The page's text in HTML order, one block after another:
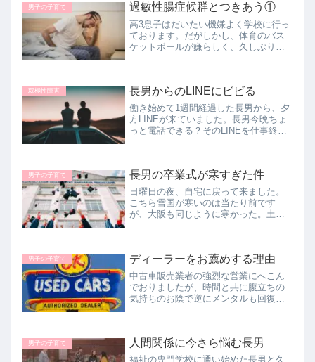
上で内々定を受けてしまいました。
男子の子育て 過敏性腸症候群とつきあう①
高3息子はだいたい機嫌よく学校に行っ
ております。だがしかし、体育のバス
ケットボールが嫌らしく、久しぶりに
生き物なんでしょうね。
双極性障害 長男からのLINEにビビる
働き始めて1週間経過した長男から、夕
方LINEが来ていました。長男今晩ちょ
っと電話できる？そのLINEを仕事終わ
のか？？17時過ぎにLI...
男子の子育て 長男の卒業式が寒すぎた件
日曜日の夜、自宅に戻って来ました。
こちら雪国が寒いのは当たり前です
が、大阪も同じように寒かった。土曜
ピーチが『こんなもんなの？』という
感じ...
男子の子育て ディーラーをお薦めする理由
中古車販売業者の強烈な営業にへこん
でおりましたが、時間と共に腹立ちの
気持ちのお陰で逆にメンタルも回復し
男子の子育て 人間関係に今さら悩む長男
福祉の専門学校に通い始めた長男と久